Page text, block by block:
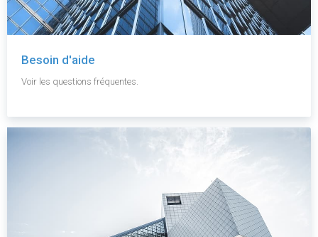
Besoin d'aide
Voir les questions fréquentes.